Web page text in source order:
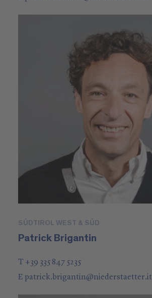
SÜDTIROL WEST & SÜD
Patrick Brigantin
T +39 335 847 5235
E patrick.brigantin@niederstaetter.it